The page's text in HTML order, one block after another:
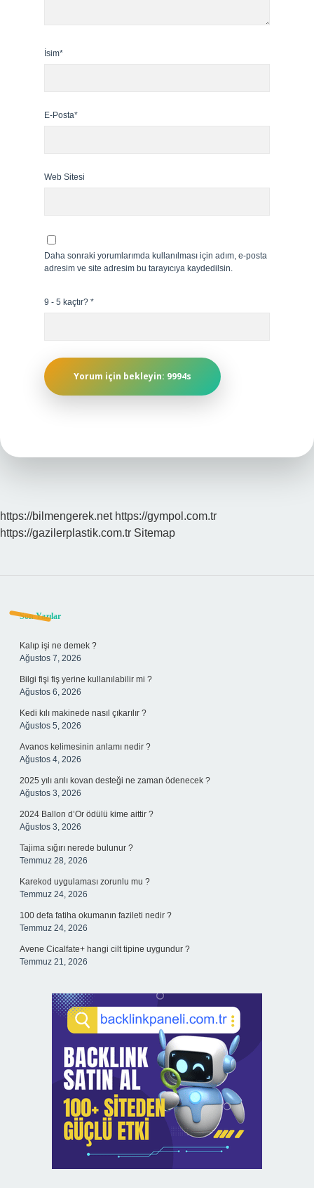
İsim*
E-Posta*
Web Sitesi
Daha sonraki yorumlarımda kullanılması için adım, e-posta
adresim ve site adresim bu tarayıcıya kaydedilsin.
9 - 5 kaçtır? *
https://bilmengerek.net https://gympol.com.tr
https://gazilerplastik.com.tr Sitemap
Sidebar
Son Yazılar
Kalıp işi ne demek ?
Ağustos 7, 2026
Bilgi fişi fiş yerine kullanılabilir mi ?
Ağustos 6, 2026
Kedi kılı makinede nasıl çıkarılır ?
Ağustos 5, 2026
Avanos kelimesinin anlamı nedir ?
Ağustos 4, 2026
2025 yılı arılı kovan desteği ne zaman ödenecek ?
Ağustos 3, 2026
2024 Ballon d’Or ödülü kime aittir ?
Ağustos 3, 2026
Tajima sığırı nerede bulunur ?
Temmuz 28, 2026
Karekod uygulaması zorunlu mu ?
Temmuz 24, 2026
100 defa fatiha okumanın fazileti nedir ?
Temmuz 24, 2026
Avene Cicalfate+ hangi cilt tipine uygundur ?
Temmuz 21, 2026